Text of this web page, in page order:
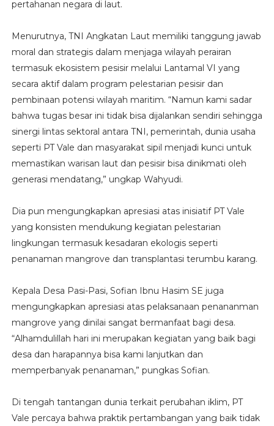
pertahanan negara di laut.
Menurutnya, TNI Angkatan Laut memiliki tanggung jawab
moral dan strategis dalam menjaga wilayah perairan
termasuk ekosistem pesisir melalui Lantamal VI yang
secara aktif dalam program pelestarian pesisir dan
pembinaan potensi wilayah maritim. “Namun kami sadar
bahwa tugas besar ini tidak bisa dijalankan sendiri sehingga
sinergi lintas sektoral antara TNI, pemerintah, dunia usaha
seperti PT Vale dan masyarakat sipil menjadi kunci untuk
memastikan warisan laut dan pesisir bisa dinikmati oleh
generasi mendatang,” ungkap Wahyudi.
Dia pun mengungkapkan apresiasi atas inisiatif PT Vale
yang konsisten mendukung kegiatan pelestarian
lingkungan termasuk kesadaran ekologis seperti
penanaman mangrove dan transplantasi terumbu karang.
Kepala Desa Pasi-Pasi, Sofian Ibnu Hasim SE juga
mengungkapkan apresiasi atas pelaksanaan penananman
mangrove yang dinilai sangat bermanfaat bagi desa.
“Alhamdulillah hari ini merupakan kegiatan yang baik bagi
desa dan harapannya bisa kami lanjutkan dan
memperbanyak penanaman,” pungkas Sofian.
Di tengah tantangan dunia terkait perubahan iklim, PT
Vale percaya bahwa praktik pertambangan yang baik tidak